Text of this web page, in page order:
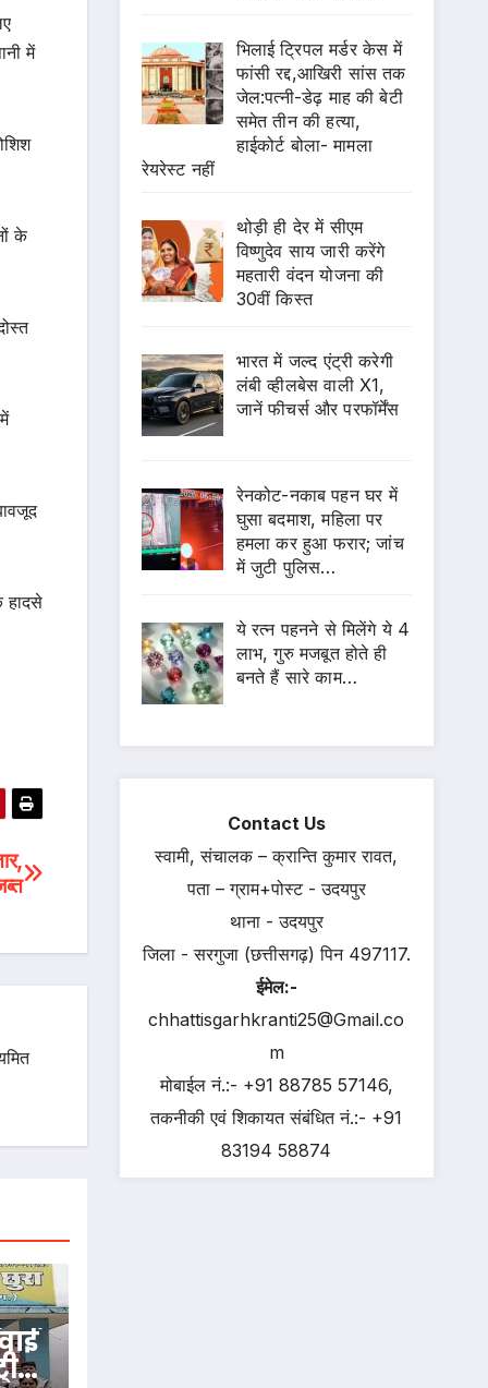
में
के
हादसे
भिलाई ट्रिपल मर्डर केस में
फांसी रद्द,आखिरी सांस तक
जेल:पत्नी-डेढ़ माह की बेटी
समेत तीन की हत्या,
हाईकोर्ट बोला- मामला
रेयरेस्ट नहीं
थोड़ी ही देर में सीएम
विष्णुदेव साय जारी करेंगे
महतारी वंदन योजना की
30वीं किस्त
भारत में जल्द एंट्री करेगी
लंबी व्हीलबेस वाली X1,
जानें फीचर्स और परफॉर्मेंस
रेनकोट-नकाब पहन घर में
घुसा बदमाश, महिला पर
हमला कर हुआ फरार; जांच
में जुटी पुलिस…
ये रत्न पहनने से मिलेंगे ये 4
लाभ, गुरु मजबूत होते ही
बनते हैं सारे काम…
Contact Us
स्वामी, संचालक – क्रान्ति कुमार रावत,
पता – ग्राम+पोस्ट - उदयपुर
थाना - उदयपुर
जिला - सरगुजा (छत्तीसगढ़) पिन 497117.
ईमेल:-
chhattisgarhkranti25@Gmail.co
m
मोबाईल नं.:- +91 88785 57146,
तकनीकी एवं शिकायत संबंधित नं.:- +91
83194 58874